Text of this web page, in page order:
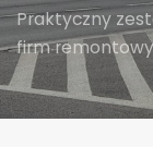
Praktyczny
firm